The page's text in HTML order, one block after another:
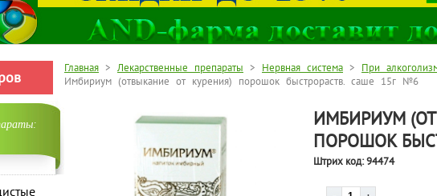
Главная > Лекарственные препараты > Нервная система > При
Имбириум (отвыкание от курения) порошок быстрораств. саше 15г №6
ИМБИРИУМ
ПОРОШОК
Штрих код:94474